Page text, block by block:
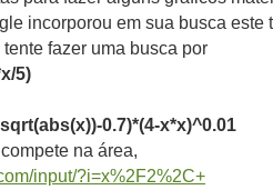
incorporou em sua busca este
fazer uma busca por
5)
0.7)*(4-x*x)^0.01
na área,
input/?i=x%2F2%2C+